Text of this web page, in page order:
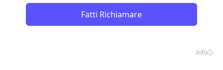
Fatti Richiamare
Info